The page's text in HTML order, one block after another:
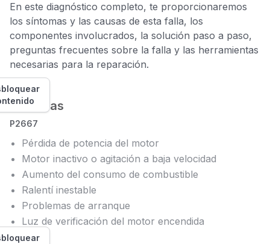
En este diagnóstico completo, te proporcionaremos
los síntomas y las causas de esta falla, los
componentes involucrados, la solución paso a paso,
preguntas frecuentes sobre la falla y las herramientas
necesarias para la reparación.
Síntomas
P2667
Pérdida de potencia del motor
Motor inactivo o agitación a baja velocidad
Aumento del consumo de combustible
Ralentí inestable
Problemas de arranque
Luz de verificación del motor encendida